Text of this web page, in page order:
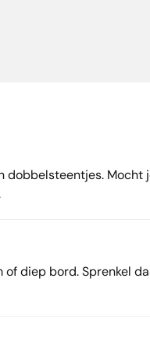
Mocht
diep bord. Sprenkel